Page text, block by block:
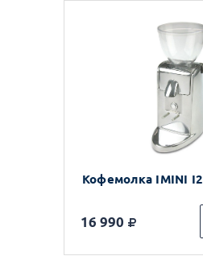
Кофемолка IMINI I2
16 990